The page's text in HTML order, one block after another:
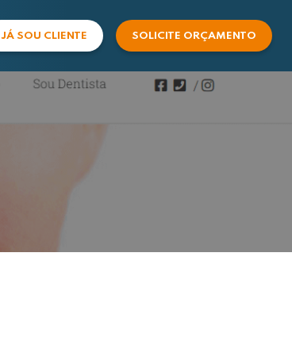
JÁ SOU CLIENTE SOLICITE ORÇAMENTO